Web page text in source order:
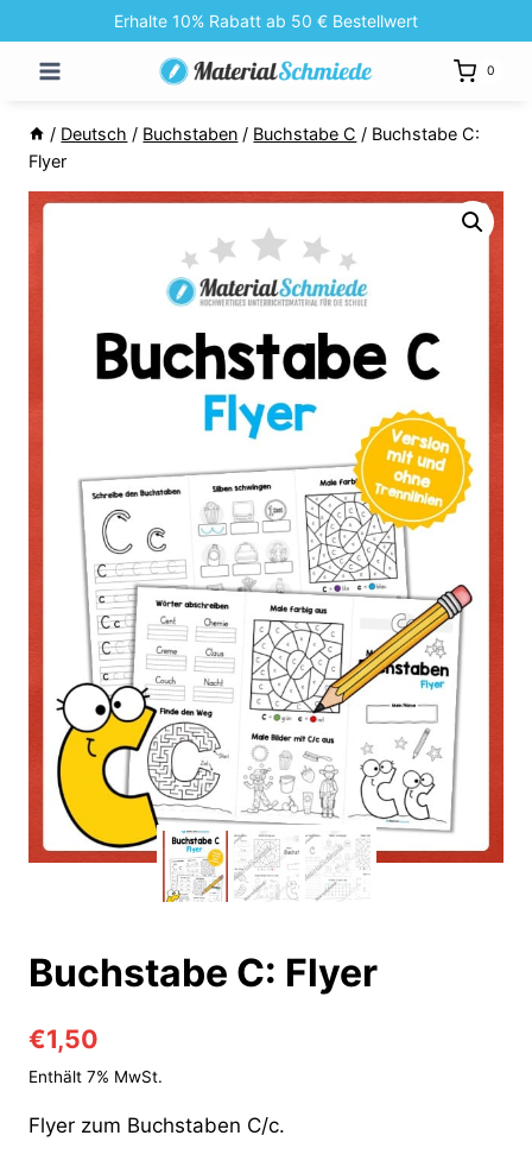
Inhalt
springen
Erhalte 10% Rabatt ab 50 € Bestellwert
0
/ Deutsch / Buchstaben / Buchstabe C / Buchstabe C:
Flyer
Buchstabe C: Flyer
€1,50
Enthält 7% MwSt.
Flyer zum Buchstaben C/c.